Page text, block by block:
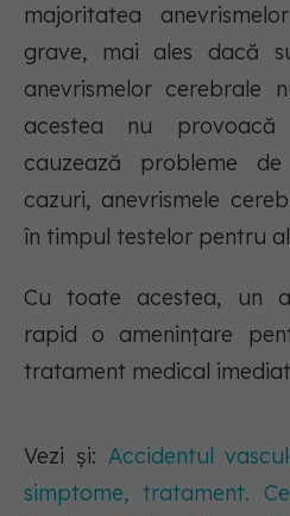
majoritatea
grave, mai ales dacă
anevrismelor cerebrale
acestea nu
cauzează probleme
cazuri, anevrismele
în timpul testelor pentru
Cu toate acestea, un
rapid o amenințare
tratament medical
Vezi și: Accidentul
simptome, tratament.